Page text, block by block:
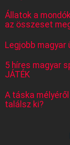
Állatok a
az összeset
Legjobb magyar
5 híres magyar
JÁTÉK
A táska mélyéről
találsz ki?